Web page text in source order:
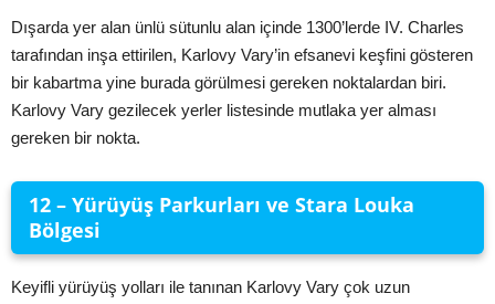
Dışarda yer alan ünlü sütunlu alan içinde 1300’lerde IV. Charles
tarafından inşa ettirilen, Karlovy Vary’in efsanevi keşfini gösteren
bir kabartma yine burada görülmesi gereken noktalardan biri.
Karlovy Vary gezilecek yerler listesinde mutlaka yer alması
gereken bir nokta.
12 – Yürüyüş Parkurları ve Stara Louka
Bölgesi
Keyifli yürüyüş yolları ile tanınan Karlovy Vary çok uzun